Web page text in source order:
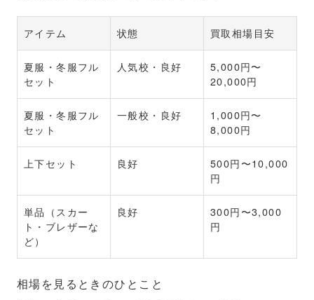
アイテム 状態 買取相場目安
夏服・冬服フル
セット
人気校・良好
5,000円〜
20,000円
夏服・冬服フル
セット
一般校・良好
1,000円〜
8,000円
上下セット 良好
500円〜10,000
円
単品（スカー
ト・ブレザーな
ど）
良好
300円〜3,000
円
相場を見るときのひとこと